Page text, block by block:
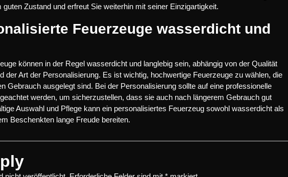
Zustand und erfreut Sie weiterhin mit seiner Einzigartigkeit.
Feuerzeuge wasserdicht und
können in der Regel wasserdicht und langlebig sein, abhängig von der Qualität
der Art der Personalisierung. Es ist wichtig, hochwertige Feuerzeuge zu wählen, die
Gebrauch ausgelegt sind. Bei der Personalisierung sollte auf eine professionelle
werden, um sicherzustellen, dass sie auch nach längerem Gebrauch gut
Auswahl und Pflege kann ein personalisiertes Feuerzeug sowohl wasserdicht als
Beschenkten lange Freude bereiten.